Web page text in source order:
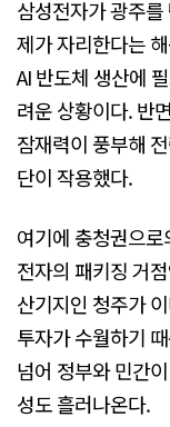
삼성전자가 광주
제가 자리한다는
AI 반도체 생산에
려운 상황이다. 반
잠재력이 풍부해
단이 작용했다.
여기에 충청권으
전자의 패키징 거
산기지인 청주가
투자가 수월하기
넘어 정부와 민간
성도 흘러나온다.